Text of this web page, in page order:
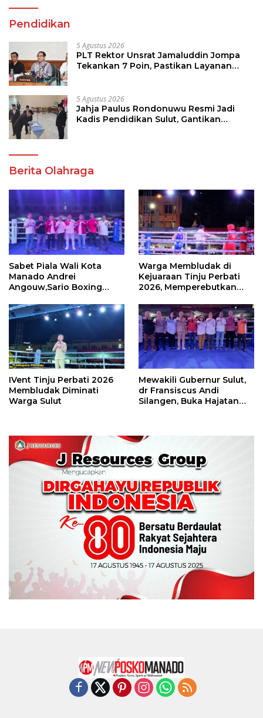
Pendidikan
5 Agustus 2026
PLT Rektor Unsrat Jamaluddin Jompa
Tekankan 7 Poin, Pastikan Layanan
5 Agustus 2026
Jahja Paulus Rondonuwu Resmi Jadi
Kadis Pendidikan Sulut, Gantikan
Berita Olahraga
Sabet Piala Wali Kota
Manado Andrei
Angouw,Sario Boxing
Perbati 2026
Warga Membludak di
Kejuaraan Tinju Perbati
2026, Memperebutkan
IVent Tinju Perbati 2026
Membludak Diminati
Warga Sulut
Mewakili Gubernur Sulut,
dr Fransiscus Andi
Silangen, Buka Hajatan